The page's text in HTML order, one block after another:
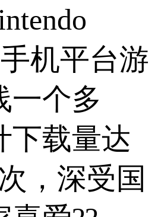
机平台游
一个多
下载量达
，深受国